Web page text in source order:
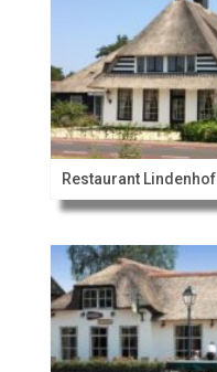
Restaurant Lindenhof